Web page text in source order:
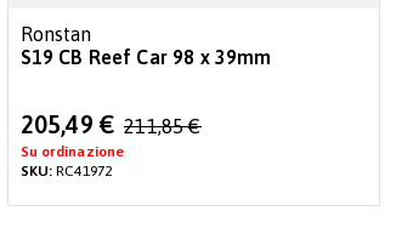
Ronstan
S19 CB Reef Car 98 x 39mm
Special
Price
205,49 € 211,85 €
Su ordinazione
SKU:RC41972